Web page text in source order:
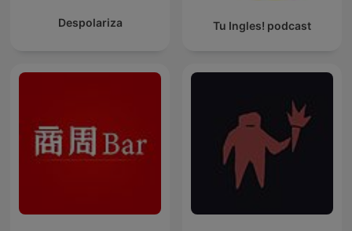
Despolariza Tu Ingles! podcast